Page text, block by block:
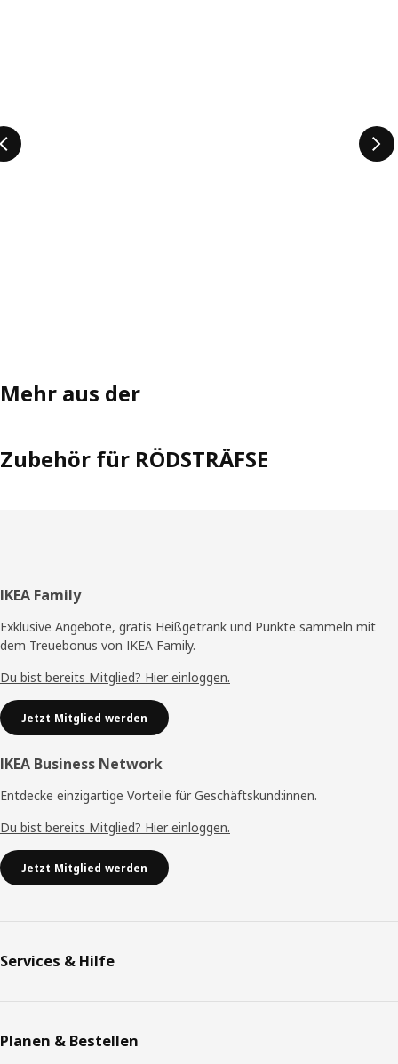
Mehr aus der
Zubehör für RÖDSTRÄFSE
Fußzeile
IKEA Family
Exklusive Angebote, gratis Heißgetränk und Punkte sammeln mit
dem Treuebonus von IKEA Family.
Du bist bereits Mitglied? Hier einloggen.
Jetzt Mitglied werden
IKEA Business Network
Entdecke einzigartige Vorteile für Geschäftskund:innen.
Du bist bereits Mitglied? Hier einloggen.
Jetzt Mitglied werden
Services & Hilfe
Planen & Bestellen